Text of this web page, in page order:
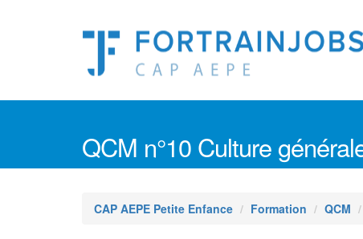
QCM n°10 Culture
CAP AEPE Petite Enfance Formation QCM